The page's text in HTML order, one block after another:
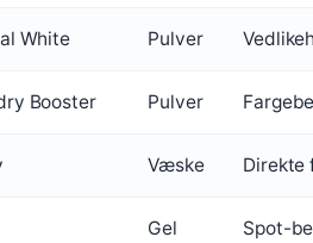
White Pulver
Booster Pulver
Væske Direkte
Gel Spot-